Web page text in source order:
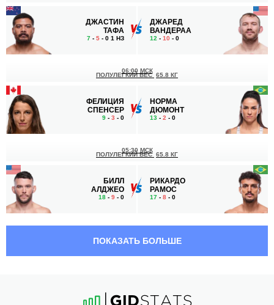
ДЖАСТИН
ТАФА
7 - 5 - 0 1 НЗ
ДЖАРЕД
ВАНДЕРАА
12 - 10 - 0
ФЕЛИЦИЯ
СПЕНСЕР
9 - 3 - 0
06:00 МСК
ПОЛУЛЕГКИЙ ВЕС 65.8 КГ
НОРМА
ДЮМОНТ
13 - 2 - 0
БИЛЛ
АЛДЖЕО
18 - 9 - 0
05:30 МСК
ПОЛУЛЕГКИЙ ВЕС 65.8 КГ
РИКАРДО
РАМОС
17 - 8 - 0
ПОКАЗАТЬ БОЛЬШЕ